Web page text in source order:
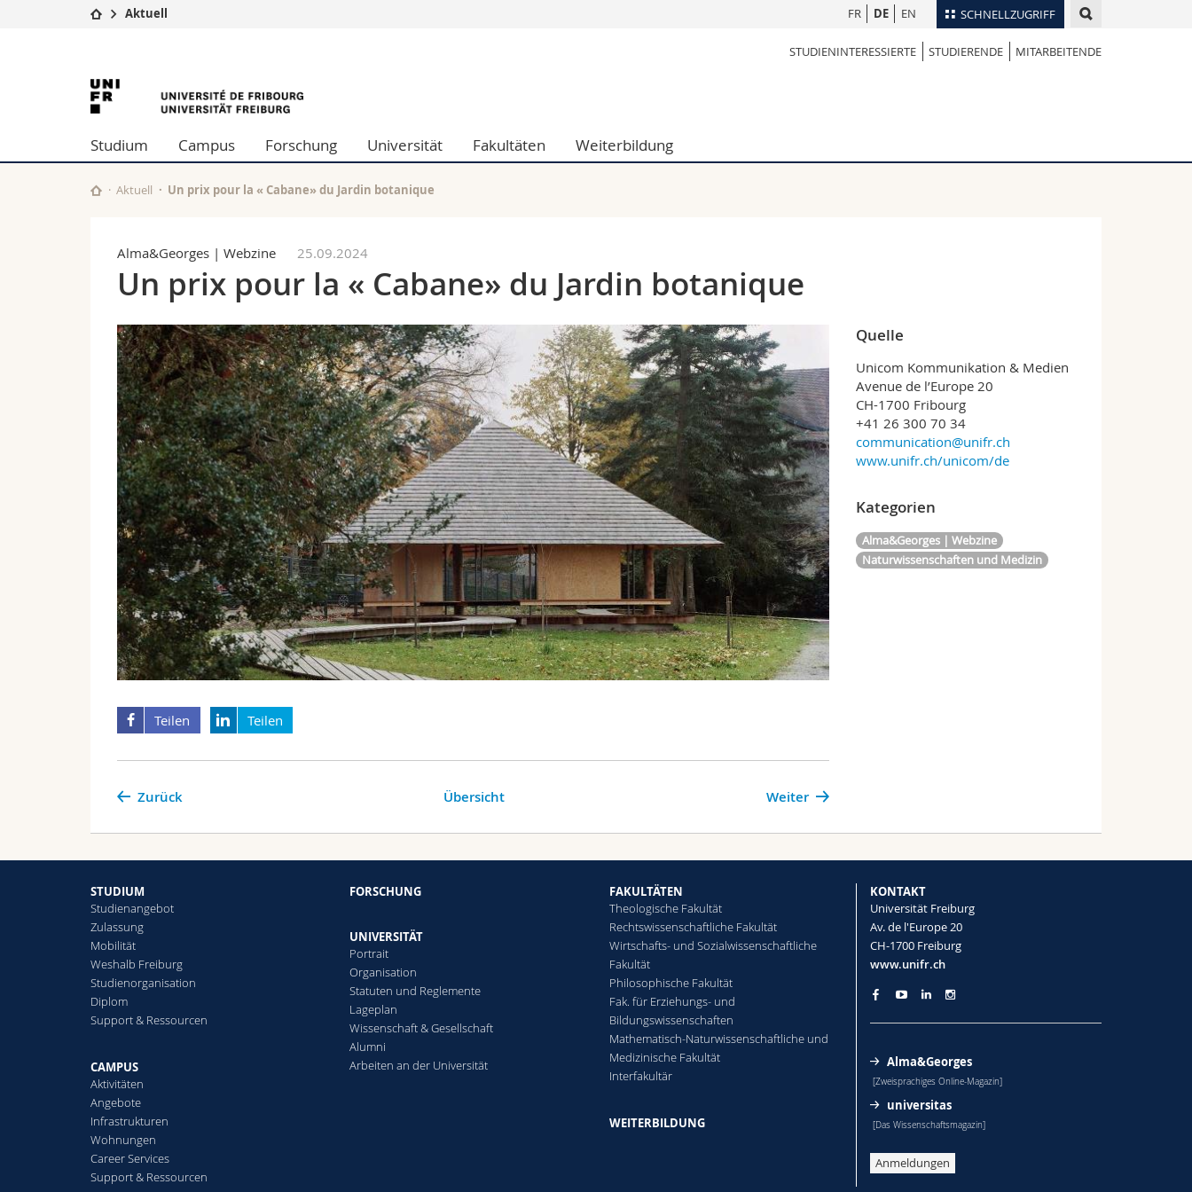
SCHNELLZUGRIFF
Studium
Campus
Universität
Weiterbildung
Theologische Fak.
Philosophische Fak.
Fak. für Erziehungs- und Bildungswissenschaften
Math.-Nat. und Med. Fak.
Interfakultär
Mitarbeitende
Personenverzeichnis
Vorlesungsverzeichnis
FR DE EN
Aktuell
STUDIENINTERESSIERTE STUDIERENDE MITARBEITENDE
University
of
Fribourg
Studium Campus Forschung Universität Fakultäten Weiterbildung
Aktuell Un prix pour la « Cabane» du Jardin botanique
Alma&Georges | Webzine 25.09.2024
Un prix pour la « Cabane» du Jardin botanique
Teilen Teilen
Weiter
Zurück Übersicht
Quelle
Unicom Kommunikation & Medien
Avenue de l’Europe 20
CH-1700 Fribourg
+41 26 300 70 34
communication@unifr.ch
www.unifr.ch/unicom/de
Kategorien
Alma&Georges | Webzine
Naturwissenschaften und Medizin
STUDIUM
Studienangebot
Zulassung
Mobilität
Weshalb Freiburg
Studienorganisation
Diplom
Support & Ressourcen
CAMPUS
Aktivitäten
Angebote
Infrastrukturen
Wohnungen
Career Services
Support & Ressourcen
FORSCHUNG
UNIVERSITÄT
Portrait
Organisation
Statuten und Reglemente
Lageplan
Wissenschaft & Gesellschaft
Alumni
Arbeiten an der Universität
FAKULTÄTEN
Theologische Fakultät
Rechtswissenschaftliche Fakultät
Wirtschafts- und Sozialwissenschaftliche
Fakultät
Philosophische Fakultät
Fak. für Erziehungs- und
Bildungswissenschaften
Mathematisch-Naturwissenschaftliche und
Medizinische Fakultät
Interfakultär
WEITERBILDUNG
KONTAKT
Universität Freiburg
Av. de l'Europe 20
CH-1700 Freiburg
www.unifr.ch
Alma&Georges
[Zweisprachiges Online-Magazin]
universitas
[Das Wissenschaftsmagazin]
Anmeldungen